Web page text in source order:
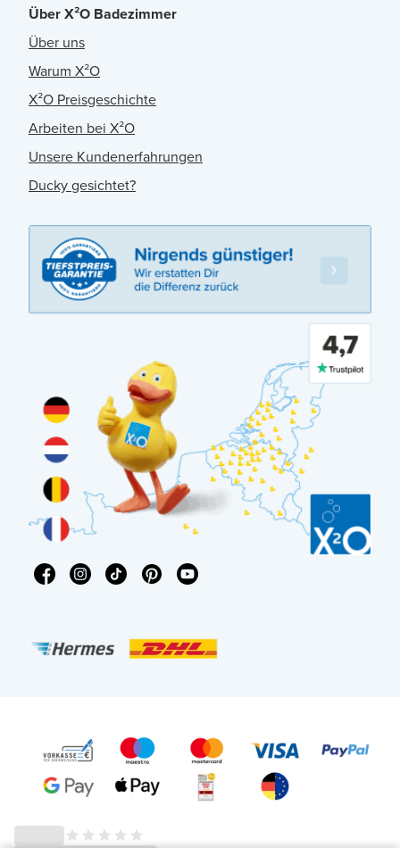
Über X²O Badezimmer
Über uns
Warum X²O
X²O Preisgeschichte
Arbeiten bei X²O
Unsere Kundenerfahrungen
Ducky gesichtet?